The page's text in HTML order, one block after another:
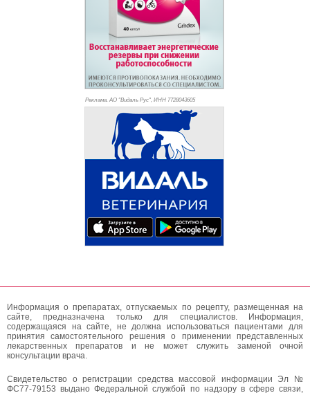
Реклама. АО "Видаль Рус", ИНН 7728043605
Информация о препаратах, отпускаемых по рецепту, размещенная на
сайте, предназначена только для специалистов. Информация,
содержащаяся на сайте, не должна использоваться пациентами для
принятия самостоятельного решения о применении представленных
лекарственных препаратов и не может служить заменой очной
консультации врача.
Свидетельство о регистрации средства массовой информации Эл №
ФС77-79153 выдано Федеральной службой по надзору в сфере связи,